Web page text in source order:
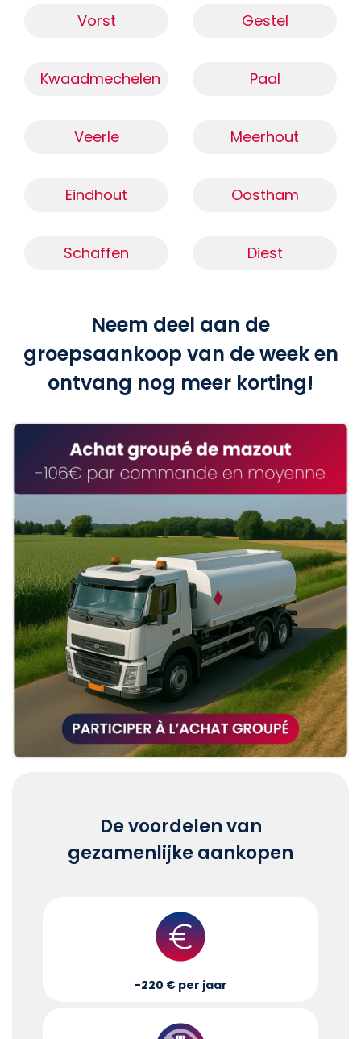
Vorst Gestel
Kwaadmechelen Paal
Veerle Meerhout
Eindhout Oostham
Schaffen Diest
Neem deel aan de
groepsaankoop van de week en
ontvang nog meer korting!
De voordelen van
gezamenlijke aankopen
-220 € per jaar